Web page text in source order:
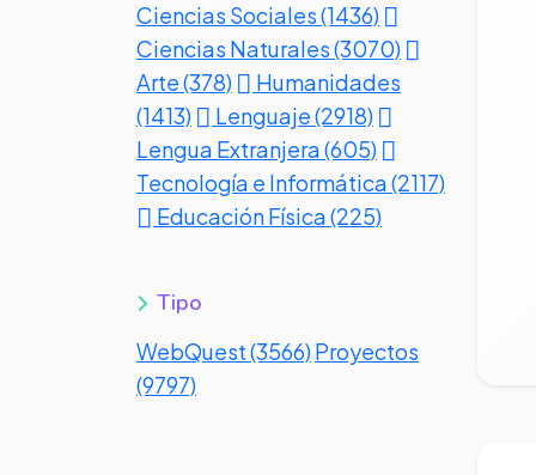
Ciencias Sociales (1436)
Ciencias Naturales (3070)
Arte (378)
Humanidades
(1413)
Lenguaje (2918)
Lengua Extranjera (605)
Tecnología e Informática (2117)
Educación Física (225)
Tipo
WebQuest (3566) Proyectos
(9797)